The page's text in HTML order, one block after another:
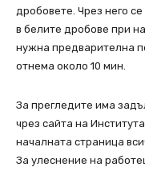
дробовете. Чрез него
в белите дробове при
нужна предварителна
отнема около 10 мин.
За прегледите има
чрез сайта на
началната страница
За улеснение на